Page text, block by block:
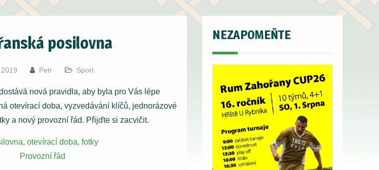
posilovna
Petr Sport
nová pravidla, aby byla pro Vás lépe
otevírací doba, vyzvedávání klíčů, jednorázové
a nový provozní řád. Přijďte si zacvičit.
otevírací doba, fotky
Provozní řád
NEZAPOMEŇTE